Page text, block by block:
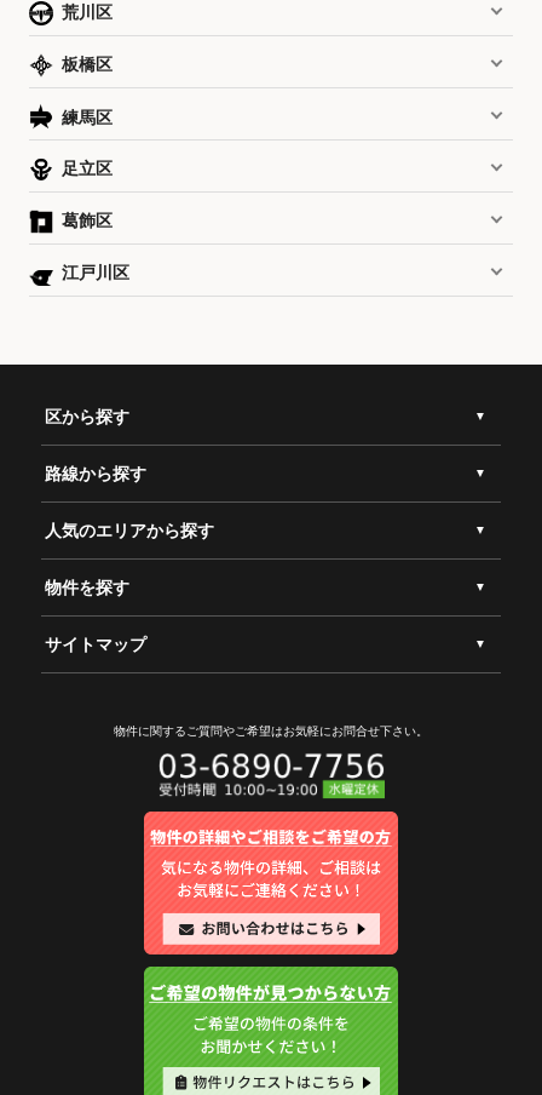
荒川区
板橋区
練馬区
足立区
葛飾区
江戸川区
区から探す
路線から探す
人気のエリアから探す
物件を探す
サイトマップ
物件に関するご質問やご希望はお気軽にお問合せ下さい。